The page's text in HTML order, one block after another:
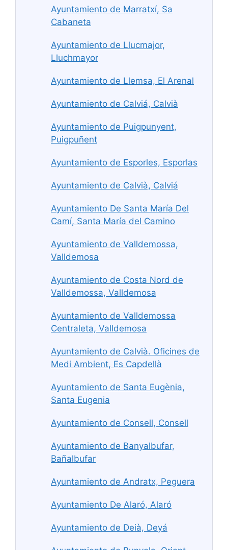
Ayuntamiento de Marratxí, Sa
Cabaneta
Ayuntamiento de Llucmajor,
Lluchmayor
Ayuntamiento de Llemsa, El Arenal
Ayuntamiento de Calviá, Calvià
Ayuntamiento de Puigpunyent,
Puigpuñent
Ayuntamiento de Esporles, Esporlas
Ayuntamiento de Calvià, Calviá
Ayuntamiento De Santa María Del
Camí, Santa María del Camino
Ayuntamiento de Valldemossa,
Valldemosa
Ayuntamiento de Costa Nord de
Valldemossa, Valldemosa
Ayuntamiento de Valldemossa
Centraleta, Valldemosa
Ayuntamiento de Calvià. Oficines de
Medi Ambient, Es Capdellà
Ayuntamiento de Santa Eugènia,
Santa Eugenia
Ayuntamiento de Consell, Consell
Ayuntamiento de Banyalbufar,
Bañalbufar
Ayuntamiento de Andratx, Peguera
Ayuntamiento De Alaró, Alaró
Ayuntamiento de Deià, Deyá